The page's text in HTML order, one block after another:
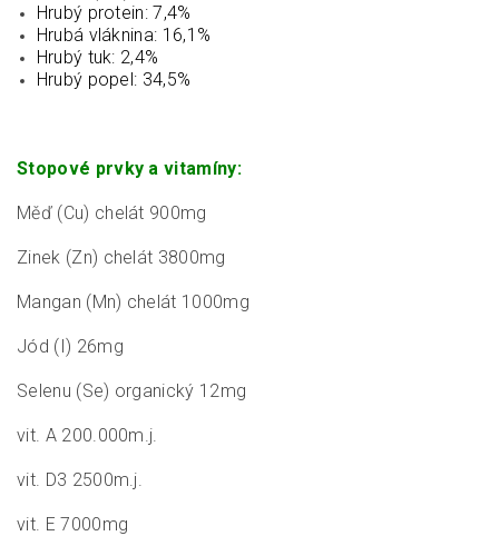
Hrubý protein: 7,4%
Hrubá vláknina: 16,1%
Hrubý tuk: 2,4%
Hrubý popel: 34,5%
Stopové prvky a vitamíny:
Měď (Cu) chelát 900mg
Zinek (Zn) chelát 3800mg
Mangan (Mn) chelát 1000mg
Jód (I) 26mg
Selenu (Se) organický 12mg
vit. A 200.000m.j.
vit. D3 2500m.j.
vit. E 7000mg